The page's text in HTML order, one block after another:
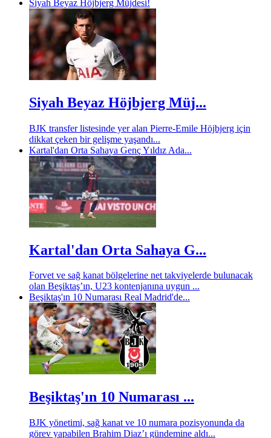
Siyah Beyaz Höjbjerg Müjdesi!
Siyah Beyaz Höjbjerg Müj...
BJK transfer listesinde yer alan Pierre-Emile Höjbjerg için
dikkat çeken bir gelişme yaşandı...
Kartal'dan Orta Sahaya Genç Yıldız Ada...
Kartal'dan Orta Sahaya G...
Forvet ve sağ kanat bölgelerine net takviyelerde bulunacak
olan Beşiktaş’ın, U23 kontenjanına uygun ...
Beşiktaş'ın 10 Numarası Real Madrid'de...
Beşiktaş'ın 10 Numarası ...
BJK yönetimi, sağ kanat ve 10 numara pozisyonunda da
görev yapabilen Brahim Diaz’ı gündemine aldı...